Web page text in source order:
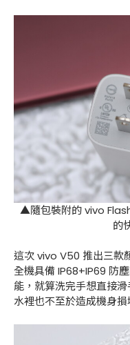
▲隨包裝附的 vivo
的
這次 vivo V50 推出三款
全機具備 IP68+IP69 防
能，就算洗完手想直接
水裡也不至於造成機身損